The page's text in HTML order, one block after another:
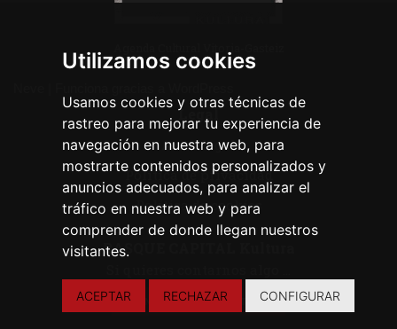
Utilizamos cookies
Usamos cookies y otras técnicas de
rastreo para mejorar tu experiencia de
navegación en nuestra web, para
mostrarte contenidos personalizados y
anuncios adecuados, para analizar el
tráfico en nuestra web y para
comprender de donde llegan nuestros
visitantes.
ACEPTAR RECHAZAR CONFIGURAR
Legal
Aviso legal
Política de privacidad
Política de cookies
BASQUE CAPITAL Kultura
CONTACTA CON NOSOTROS